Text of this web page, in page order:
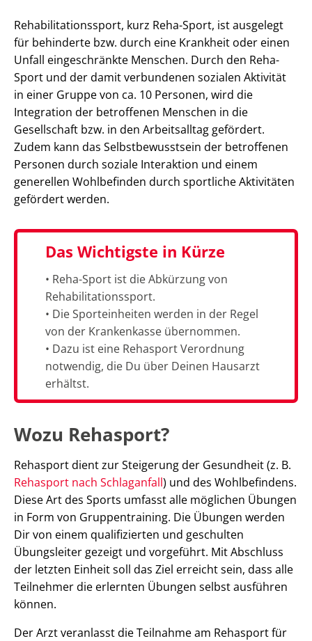
Rehabilitationssport, kurz Reha-Sport, ist ausgelegt
für behinderte bzw. durch eine Krankheit oder einen
Unfall eingeschränkte Menschen. Durch den Reha-
Sport und der damit verbundenen sozialen Aktivität
in einer Gruppe von ca. 10 Personen, wird die
Integration der betroffenen Menschen in die
Gesellschaft bzw. in den Arbeitsalltag gefördert.
Zudem kann das Selbstbewusstsein der betroffenen
Personen durch soziale Interaktion und einem
generellen Wohlbefinden durch sportliche Aktivitäten
gefördert werden.
Das Wichtigste in Kürze
• Reha-Sport ist die Abkürzung von
Rehabilitationssport.
• Die Sporteinheiten werden in der Regel
von der Krankenkasse übernommen.
• Dazu ist eine Rehasport Verordnung
notwendig, die Du über Deinen Hausarzt
erhältst.
Wozu Rehasport?
Rehasport dient zur Steigerung der Gesundheit (z. B.
Rehasport nach Schlaganfall) und des Wohlbefindens.
Diese Art des Sports umfasst alle möglichen Übungen
in Form von Gruppentraining. Die Übungen werden
Dir von einem qualifizierten und geschulten
Übungsleiter gezeigt und vorgeführt. Mit Abschluss
der letzten Einheit soll das Ziel erreicht sein, dass alle
Teilnehmer die erlernten Übungen selbst ausführen
können.
Der Arzt veranlasst die Teilnahme am Rehasport für